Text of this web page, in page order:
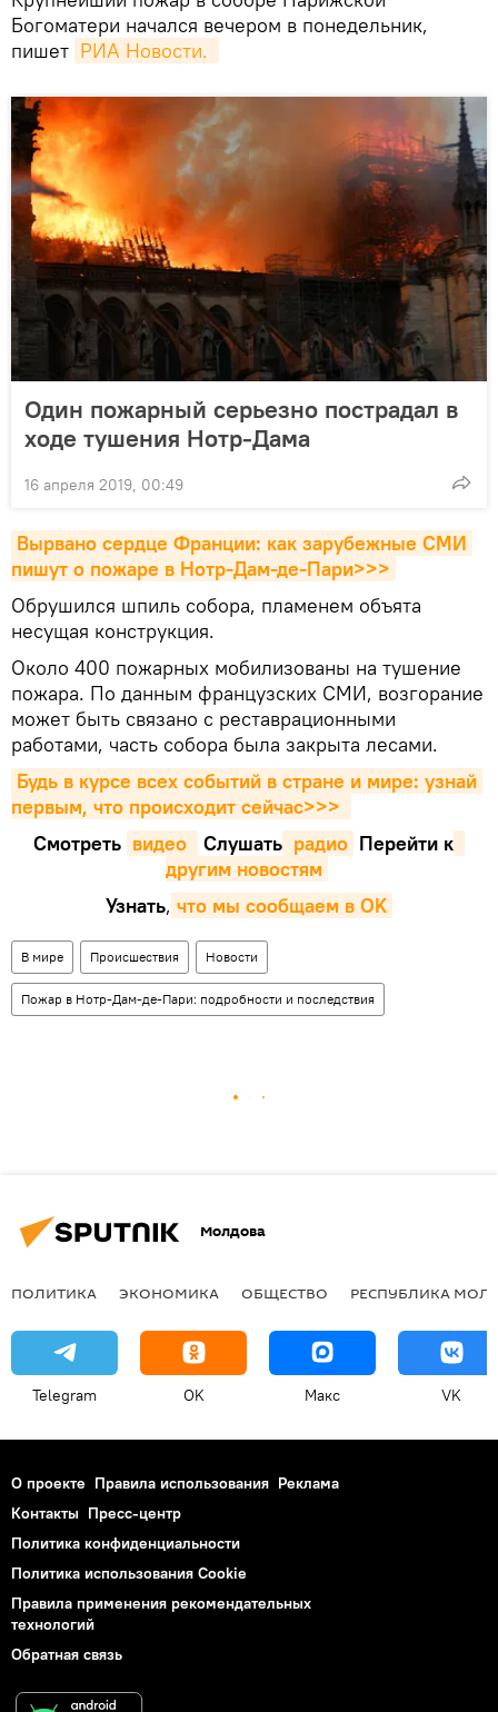
Богоматери начался вечером в понедельник,
пишет РИА Новости.
Один пожарный серьезно пострадал в
ходе тушения Нотр-Дама
16 апреля 2019, 00:49
Вырвано сердце Франции: как зарубежные СМИ
пишут о пожаре в Нотр-Дам-де-Пари>>>
Обрушился шпиль собора, пламенем объята
несущая конструкция.
Около 400 пожарных мобилизованы на тушение
пожара. По данным французских СМИ, возгорание
может быть связано с реставрационными
работами, часть собора была закрыта лесами.
Будь в курсе всех событий в стране и мире: узнай
первым, что происходит сейчаc>>>
Смотреть видео Cлушать радио Перейти к
другим новостям
Узнать, что мы сообщаем в OK
В мире Происшествия Новости
Пожар в Нотр-Дам-де-Пари: подробности и последствия
Молдова
ПОЛИТИКА ЭКОНОМИКА ОБЩЕСТВО РЕСПУБЛИКА
Telegram OK Макс VK
О проекте Правила использования Реклама
Контакты Пресс-центр
Политика конфиденциальности
Политика использования Cookie
Правила применения рекомендательных
технологий
Обратная связь